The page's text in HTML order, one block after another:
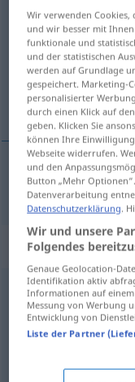
zügellos
Übersicht aller
(Für mehr Details die
razbŕzdan,
razbŕzdan, razúzdan
ausschweifend,wild
verführerisch,geil
Wir verwenden Cookies,
und wir besser mit
funktionale und
und der statistischen
werden auf Grundlage
gespeichert. Marketing-
personalisierter
durch einen Klick auf
geben. Klicken Sie
können Ihre
Webseite widerrufen.
und den
Button „Mehr
Datenverarbeitung
Datenschutzerklärung.
Wir und unsere
Folgendes
Genaue Geolocation-
Identifikation aktiv
Informationen auf
Messung von Werbung
Entwicklung von
Liste der Partner